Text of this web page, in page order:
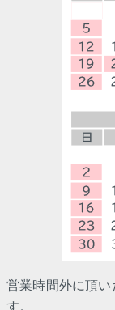
営業時間外に頂
す。